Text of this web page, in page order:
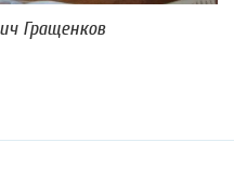
Гращенков